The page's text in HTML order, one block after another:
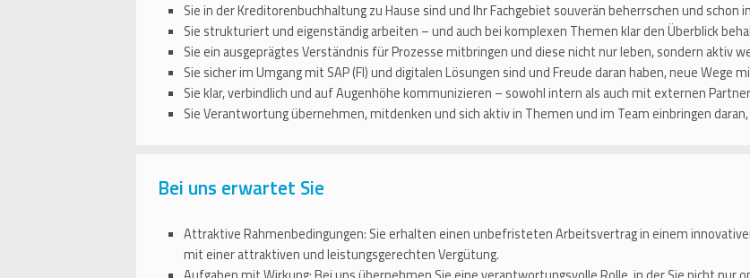
Sie in der Kreditorenbuchhaltung zu Hause sind und Ihr Fachgebiet souverän beherrschen und
Sie strukturiert und eigenständig arbeiten – und auch bei komplexen Themen klar den Überblick
Sie ein ausgeprägtes Verständnis für Prozesse mitbringen und diese nicht nur leben, sondern aktiv
Sie sicher im Umgang mit SAP (FI) und digitalen Lösungen sind und Freude daran haben, neue Wege
Sie klar, verbindlich und auf Augenhöhe kommunizieren – sowohl intern als auch mit externen
Sie Verantwortung übernehmen, mitdenken und sich aktiv in Themen und im Team einbringen
Bei uns erwartet Sie
Attraktive Rahmenbedingungen: Sie erhalten einen unbefristeten Arbeitsvertrag in einem
mit einer attraktiven und leistungsgerechten Vergütung.